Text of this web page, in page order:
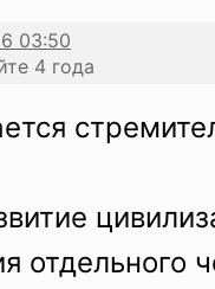
4 года
отдельного